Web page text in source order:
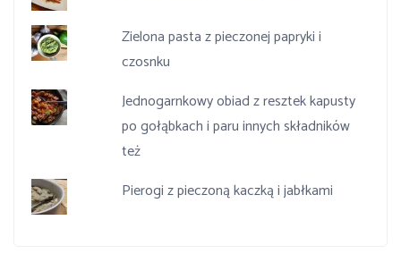
Zielona pasta z pieczonej papryki i
czosnku
Jednogarnkowy obiad z resztek kapusty
po gołąbkach i paru innych składników
też
Pierogi z pieczoną kaczką i jabłkami